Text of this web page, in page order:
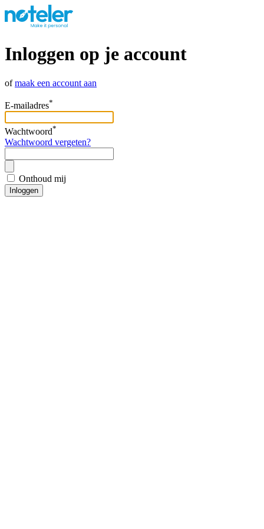
Inloggen op je account
ofmaak een account aan
E-mailadres*
Wachtwoord*
Wachtwoord vergeten?
Onthoud mij
Inloggen